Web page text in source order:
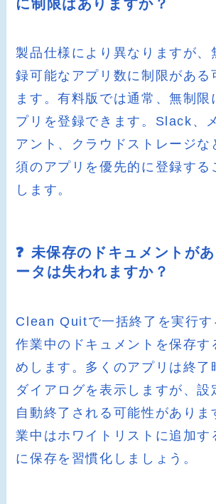
に制限はありますか？
製品仕様により異なりますが、
録可能なアプリ数に制限がある
ます。有料版では通常、無制限
プリを登録できます。Slack、
アント、クラウドストレージな
須のアプリを優先的に登録する
します。
❓ 未保存のドキュメントが
ータは失われますか？
Clean Quitで一括終了を実行す
作業中のドキュメントを保存す
めします。多くのアプリは終了
ダイアログを表示しますが、設
自動終了される可能性がありま
業中はホワイトリストに追加す
に保存を習慣化しましょう。